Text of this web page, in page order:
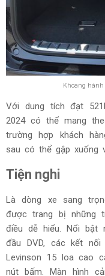
Khoang hành
Với dung tích đạt
2024 có thể mang
trường hợp khách
sau có thể gập xuống
Tiện nghi
Là dòng xe sang
được trang bị những
điều dễ hiểu. Nổi bật
đầu DVD, các kết nối
Levinson 15 loa cao
nút bấm. Màn hình